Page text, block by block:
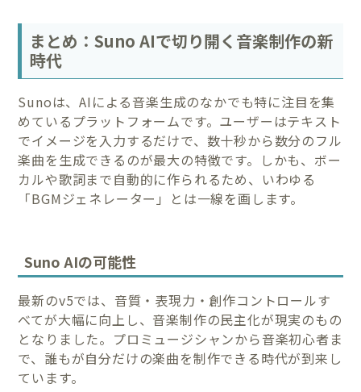
まとめ：Suno AIで切り開く音楽制作の新
時代
Sunoは、AIによる音楽生成のなかでも特に注目を集
めているプラットフォームです。ユーザーはテキスト
でイメージを入力するだけで、数十秒から数分のフル
楽曲を生成できるのが最大の特徴です。しかも、ボー
カルや歌詞まで自動的に作られるため、いわゆる
「BGMジェネレーター」とは一線を画します。
Suno AIの可能性
最新のv5では、音質・表現力・創作コントロールす
べてが大幅に向上し、音楽制作の民主化が現実のもの
となりました。プロミュージシャンから音楽初心者ま
で、誰もが自分だけの楽曲を制作できる時代が到来し
ています。